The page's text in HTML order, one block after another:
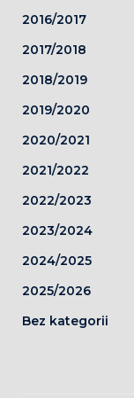
2016/2017
2017/2018
2018/2019
2019/2020
2020/2021
2021/2022
2022/2023
2023/2024
2024/2025
2025/2026
Bez kategorii